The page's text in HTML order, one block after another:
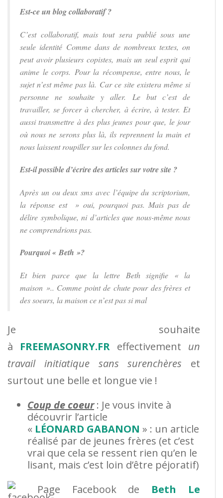
Est-ce un blog collaboratif ?
C’est collaboratif, mais tout sera publié sous une
seule identité Comme dans de nombreux textes, on
peut avoir plusieurs copistes, mais un seul esprit qui
anime le corps. Pour la récompense, entre nous, le
sujet n’est même pas là. Car ce site existera même si
personne ne souhaite y aller. Le but c’est de
travailler, se forcer à chercher, à écrire, à tester. Et
aussi transmettre à des plus jeunes pour que, le jour
où nous ne serons plus là, ils reprennent la main et
nous laissent roupiller sur les colonnes du fond.
Est-il possible d’écrire des articles sur votre site ?
Après un ou deux sms avec l’équipe du scriptorium,
la réponse est » oui, pourquoi pas. Mais pas de
délire symbolique, ni d’articles que nous-même nous
ne comprendrions pas.
Pourquoi « Beth »?
Et bien parce que la lettre Beth signifie « la
maison ».. Comme point de chute pour des frères et
des soeurs, la maison ce n’est pas si mal
Je souhaite
à FREEMASONRY.FR effectivement un
travail initiatique sans surenchères et
surtout une belle et longue vie !
Coup de coeur: Je vous invite à
découvrir l’article
« LÉONARD GABANON » : un article
réalisé par de jeunes frères (et c’est
vrai que cela se ressent rien qu’en le
lisant, mais c’est loin d’être péjoratif)
Page Facebook de Beth Le